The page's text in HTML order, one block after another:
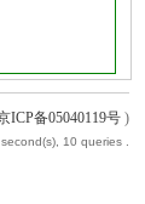
ICP备05040119号)
10 queries .